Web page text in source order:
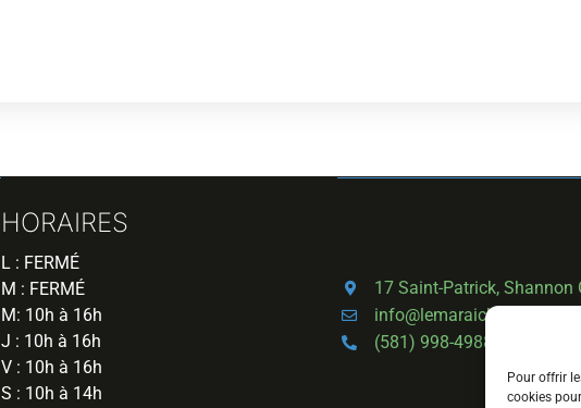
Pour offrir
cookies
HORAIRES
L : FERMÉ
M : FERMÉ
M: 10h à 16h
J : 10h à 16h
V : 10h à 16h
S : 10h à 14h
17 Saint-Patrick, Shannon
(581) 998-4988